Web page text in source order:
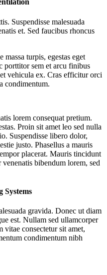
Suspendisse malesuada
et. Sed faucibus rhoncus
turpis, egestas eget
porttitor sem et arcu finibus
vehicula ex. Cras efficitur orci
condimentum.
lorem consequat pretium.
Proin sit amet leo sed nulla
Suspendisse libero dolor,
justo. Phasellus a mauris
placerat. Mauris tincidunt
bibendum lorem, sed
Systems
gravida. Donec ut diam
est. Nullam sed ullamcorper
vitae consectetur sit amet,
condimentum nibh